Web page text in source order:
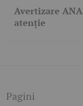
Avertizare
atenție
Pagini